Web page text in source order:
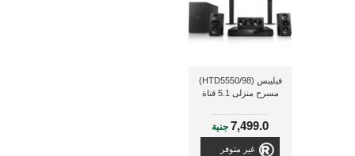
فيليبس (HTD5550/98)
مسرح منزلى 5.1 قناة
7,499.0جنية
غير متوفر